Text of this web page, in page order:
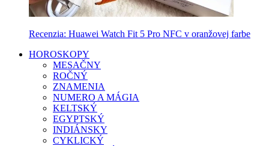
Recenzia: Huawei Watch Fit 5 Pro NFC v oranžovej farbe
HOROSKOPY
MESAČNY
ROČNÝ
ZNAMENIA
NUMERO A MÁGIA
KELTSKÝ
EGYPTSKÝ
INDIÁNSKY
CYKLICKÝ